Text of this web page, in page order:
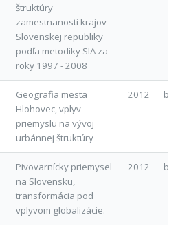
štruktúry
zamestnanosti krajov
Slovenskej republiky
podľa metodiky SIA za
roky 1997 - 2008
Geografia mesta
Hlohovec, vplyv
priemyslu na vývoj
urbánnej štruktúry
2012 b
Pivovarnícky priemysel
na Slovensku,
transformácia pod
vplyvom globalizácie.
2012 b